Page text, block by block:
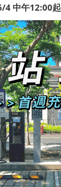
中午12:00起